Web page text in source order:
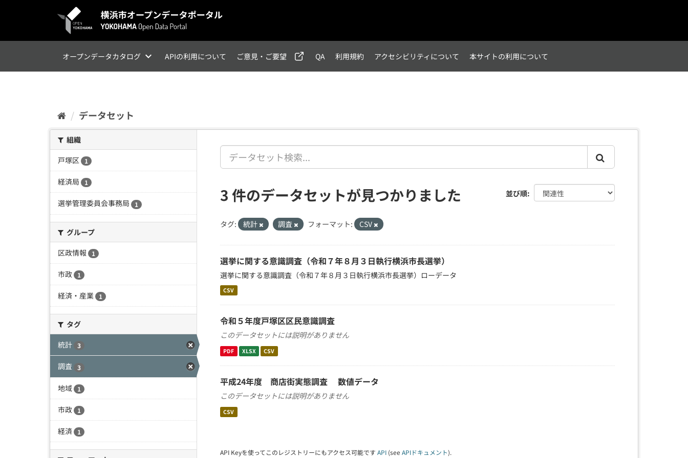
オープンデータカタログ APIの利用について ご意見・ご要望 QA 利用規約 アクセシビリティについて 本サイトの利用について
データセット
組織
戸塚区
1
経済局 1
選挙管理委員会事務局 1
グループ
区政情報
1
市政 1
経済・産業 1
タグ
統計 3
調査 3
地域 1
市政 1
経済 1
並び順
3 件のデータセットが見つかりました
タグ: 統計 調査 フォーマット: CSV
選挙に関する意識調査（令和７年８月３日執行横浜市長選挙）
選挙に関する意識調査（令和７年８月３日執行横浜市長選挙）ローデータ
CSV
令和５年度戸塚区区民意識調査
このデータセットには説明がありません
PDF XLSX CSV
平成24年度 商店街実態調査 数値データ
このデータセットには説明がありません
CSV
API Keyを使ってこのレジストリーにもアクセス可能です API (see APIドキュメント).